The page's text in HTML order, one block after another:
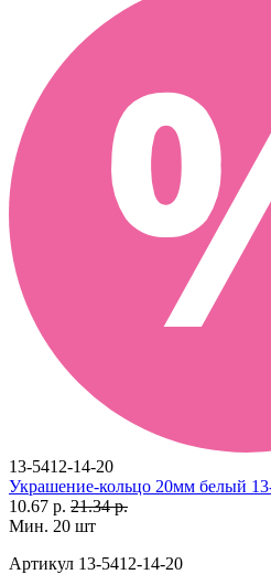
13-5412-14-20
Украшение-кольцо 20мм белый
10.67 р. 21.34 р.
Мин. 20 шт
Артикул 13-5412-14-20